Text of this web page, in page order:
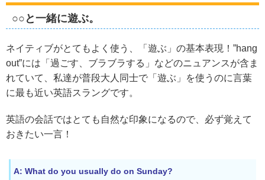
○○と一緒に遊ぶ。
ネイティブがとてもよく使う、「遊ぶ」の基本表現！”hang
out”には「過ごす、ブラブラする」などのニュアンスが含ま
れていて、私達が普段大人同士で「遊ぶ」を使うのに言葉
に最も近い英語スラングです。
英語の会話ではとても自然な印象になるので、必ず覚えて
おきたい一言！
A: What do you usually do on Sunday?